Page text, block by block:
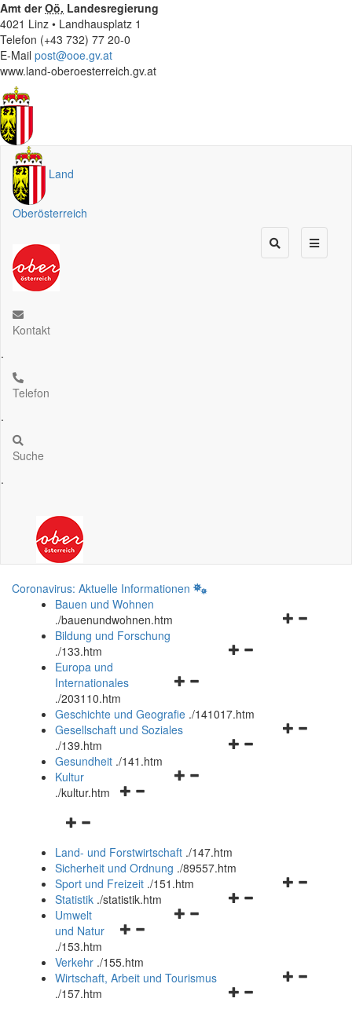
Amt derOö. Landesregierung
4021 Linz • Landhausplatz 1
Telefon (+43 732) 77 20-0
E-Mail post@ooe.gv.at
www.land-oberoesterreich.gv.at
Land
Oberösterreich
Kontakt
.
Telefon
.
Suche
.
Coronavirus: Aktuelle Informationen
Bauen und Wohnen
./bauenundwohnen.htm
Navigationsmenü
Bildung und Forschung
./133.htm
Navigationsmenü
und
schließen
Europa und
Internationales
./203110.htm
Geschichte und Geografie ./141017.htm
Navigationsmenü
Gesellschaft und Soziales
./139.htm
Navigationsmenü
Gesundheit ./141.htm
Navigationsmenü
Kultur
./kultur.htm
Navigationsmenü
und
schließen
Land- und Forstwirtschaft ./147.htm
Sicherheit und Ordnung ./89557.htm
Navigationsmenü
Sport und Freizeit ./151.htm
Navigationsmenü
Statistik ./statistik.htm
Navigationsmenü
und
schließen
Umwelt
und Natur
./153.htm
Verkehr ./155.htm
Navigationsmenü
Wirtschaft, Arbeit und Tourismus
./157.htm